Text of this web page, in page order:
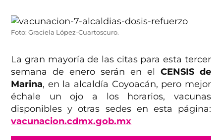
Foto: Graciela López-Cuartoscuro.
La gran mayoría de las citas para esta tercer
semana de enero serán en el CENSIS de
Marina, en la alcaldía Coyoacán, pero mejor
échale un ojo a los horarios, vacunas
disponibles y otras sedes en esta página:
vacunacion.cdmx.gob.mx